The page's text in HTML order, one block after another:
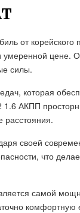
от корейского
умеренной
силы.
которая
1.6 АКПП
своей
что
самой